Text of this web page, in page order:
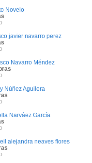
Novelo
javier navarro perez
Navarro Méndez
Núñez Aguilera
Narváez García
alejandra neaves flores